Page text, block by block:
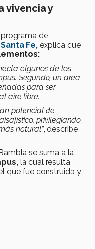
vivencia y
de
Fe, explica que
algunos de los
Segundo, un área
para ser
aire libre.
potencial de
privilegiando
natural”, describe
se suma a la
la cual resulta
que fue construido y